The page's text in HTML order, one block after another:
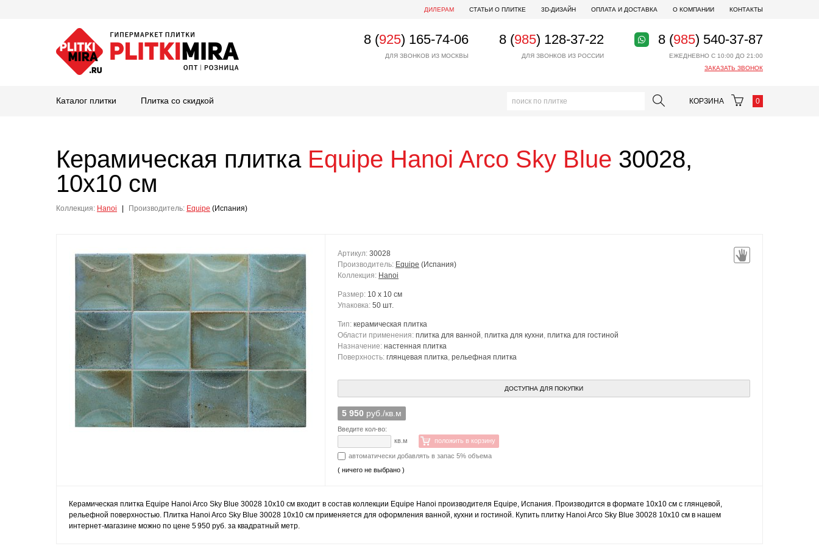
ДИЛЕРАМ СТАТЬИ О ПЛИТКЕ 3D-ДИЗАЙН ОПЛАТА И ДОСТАВКА О КОМПАНИИ КОНТАКТЫ
8 (925) 165-74-06
ДЛЯ ЗВОНКОВ ИЗ МОСКВЫ
8 (985) 128-37-22
ДЛЯ ЗВОНКОВ ИЗ РОССИИ
8 (985) 540-37-87
ЕЖЕДНЕВНО С 10:00 ДО 21:00
ЗАКАЗАТЬ ЗВОНОК
Каталог плитки Плитка со скидкой КОРЗИНА 0
Керамическая плитка Equipe Hanoi Arco Sky Blue 30028,
10x10 см
Коллекция: Hanoi Производитель: Equipe (Испания)
Артикул: 30028
Производитель: Equipe (Испания)
Коллекция: Hanoi
Размер: 10 x 10 см
Упаковка: 50 шт.
Тип: керамическая плитка
Области применения: плитка для ванной, плитка для кухни, плитка для гостиной
Назначение: настенная плитка
Поверхность: глянцевая плитка, рельефная плитка
ДОСТУПНА ДЛЯ ПОКУПКИ
5 950 руб./кв.м
Введите кол-во:
кв.м
положить в корзину
автоматически добавлять в запас 5% объема
( ничего не выбрано )
Керамическая плитка Equipe Hanoi Arco Sky Blue 30028 10x10 см входит в состав коллекции Equipe Hanoi производителя Equipe, Испания. Производится в формате 10x10 см с глянцевой,
рельефной поверхностью. Плитка Hanoi Arco Sky Blue 30028 10x10 см применяется для оформления ванной, кухни и гостиной. Купить плитку Hanoi Arco Sky Blue 30028 10x10 см в нашем
интернет-магазине можно по цене 5 950 руб. за квадратный метр.